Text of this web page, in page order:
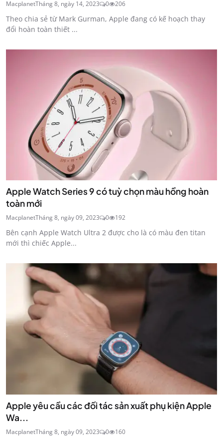
MacplanetTháng 8, ngày 14, 2023 0 206
Theo chia sẻ từ Mark Gurman, Apple đang có kế hoạch thay
đổi hoàn toàn thiết ...
Apple Watch Series 9 có tuỳ chọn màu hồng hoàn
toàn mới
MacplanetTháng 8, ngày 09, 2023 0 192
Bên cạnh Apple Watch Ultra 2 được cho là có màu đen titan
mới thì chiếc Apple...
Apple yêu cầu các đối tác sản xuất phụ kiện Apple
Wa...
MacplanetTháng 8, ngày 09, 2023 0 160